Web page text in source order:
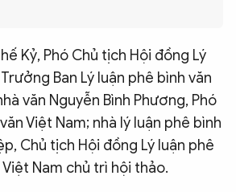
Kỷ, Phó Chủ tịch Hội đồng Lý
Ban Lý luận phê bình văn
văn Nguyễn Bình Phương, Phó
Việt Nam; nhà lý luận phê bình
Chủ tịch Hội đồng Lý luận phê
Việt Nam chủ trì hội thảo.